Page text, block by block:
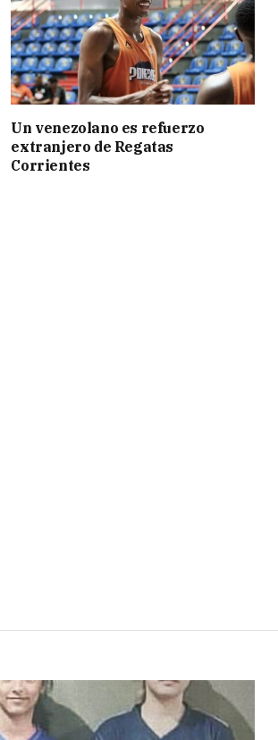
Un venezolano es refuerzo
extranjero de Regatas
Corrientes